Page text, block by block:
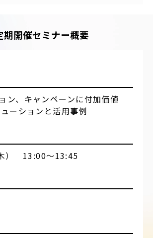
期開催セミナー概要
ン、キャンペーンに付加価値
ーションと活用事例
） 13:00～13:45